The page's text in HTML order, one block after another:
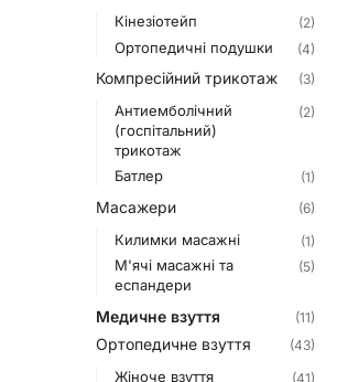
Кінезіотейп (2)
Ортопедичні подушки (4)
Компресійний трикотаж (3)
Антиемболічний
(госпітальний)
трикотаж
(2)
Батлер (1)
Масажери (6)
Килимки масажні (1)
М'ячі масажні та
еспандери
(5)
Медичне взуття (11)
Ортопедичне взуття (43)
Жіноче взуття (41)